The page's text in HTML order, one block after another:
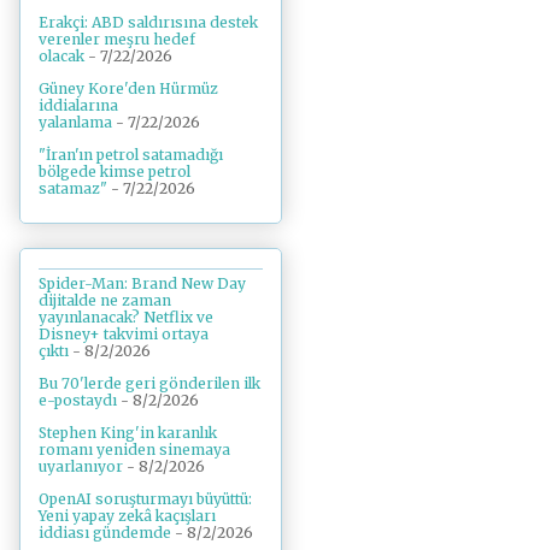
Erakçi: ABD saldırısına destek
verenler meşru hedef
olacak - 7/22/2026
Güney Kore'den Hürmüz
iddialarına
yalanlama - 7/22/2026
"İran'ın petrol satamadığı
bölgede kimse petrol
satamaz" - 7/22/2026
Spider-Man: Brand New Day
dijitalde ne zaman
yayınlanacak? Netflix ve
Disney+ takvimi ortaya
çıktı - 8/2/2026
Bu 70'lerde geri gönderilen ilk
e-postaydı - 8/2/2026
Stephen King'in karanlık
romanı yeniden sinemaya
uyarlanıyor - 8/2/2026
OpenAI soruşturmayı büyüttü:
Yeni yapay zekâ kaçışları
iddiası gündemde - 8/2/2026